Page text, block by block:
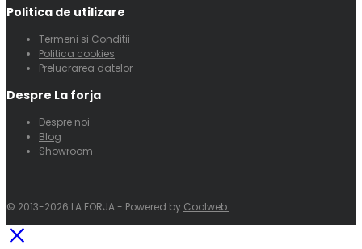
Politica de utilizare
Termeni si Conditii
Politica cookies
Prelucrarea datelor
Despre La forja
Despre noi
Blog
Showroom
© 2013-2026 LA FORJA - Powered by Coolweb.